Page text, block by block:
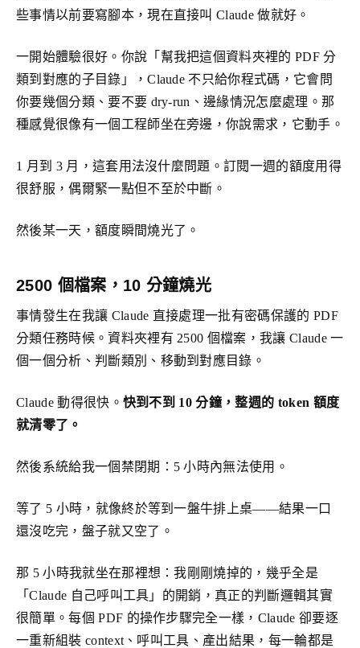
些事情以前要寫腳本，現在直接叫 Claude 做就好。
一開始體驗很好。你說「幫我把這個資料夾裡的 PDF 分
類到對應的子目錄」，Claude 不只給你程式碼，它會問
你要幾個分類、要不要 dry-run、邊緣情況怎麼處理。那
種感覺很像有一個工程師坐在旁邊，你說需求，它動手。
1 月到 3 月，這套用法沒什麼問題。訂閱一週的額度用得
很舒服，偶爾緊一點但不至於中斷。
然後某一天，額度瞬間燒光了。
2500 個檔案，10 分鐘燒光
事情發生在我讓 Claude 直接處理一批有密碼保護的 PDF
分類任務時候。資料夾裡有 2500 個檔案，我讓 Claude 一
個一個分析、判斷類別、移動到對應目錄。
Claude 動得很快。 快到不到 10 分鐘，整週的 token 額度
就清零了。
然後系統給我一個禁閉期：5 小時內無法使用。
等了 5 小時，就像終於等到一盤牛排上桌——結果一口
還沒吃完，盤子就又空了。
那 5 小時我就坐在那裡想：我剛剛燒掉的，幾乎全是
「Claude 自己呼叫工具」的開銷，真正的判斷邏輯其實
很簡單。每個 PDF 的操作步驟完全一樣，Claude 卻要逐
一重新組裝 context、呼叫工具、產出結果，每一輪都是